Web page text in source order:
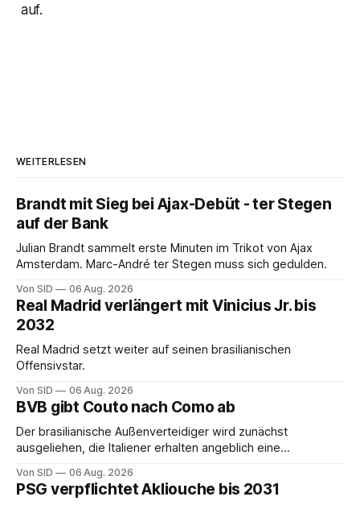
auf.
WEITERLESEN
Brandt mit Sieg bei Ajax-Debüt - ter Stegen
auf der Bank
Julian Brandt sammelt erste Minuten im Trikot von Ajax
Amsterdam. Marc-André ter Stegen muss sich gedulden.
Von SID 06 Aug. 2026
Real Madrid verlängert mit Vinicius Jr. bis
2032
Real Madrid setzt weiter auf seinen brasilianischen
Offensivstar.
Von SID 06 Aug. 2026
BVB gibt Couto nach Como ab
Der brasilianische Außenverteidiger wird zunächst
ausgeliehen, die Italiener erhalten angeblich eine
Von SID 06 Aug. 2026
PSG verpflichtet Akliouche bis 2031